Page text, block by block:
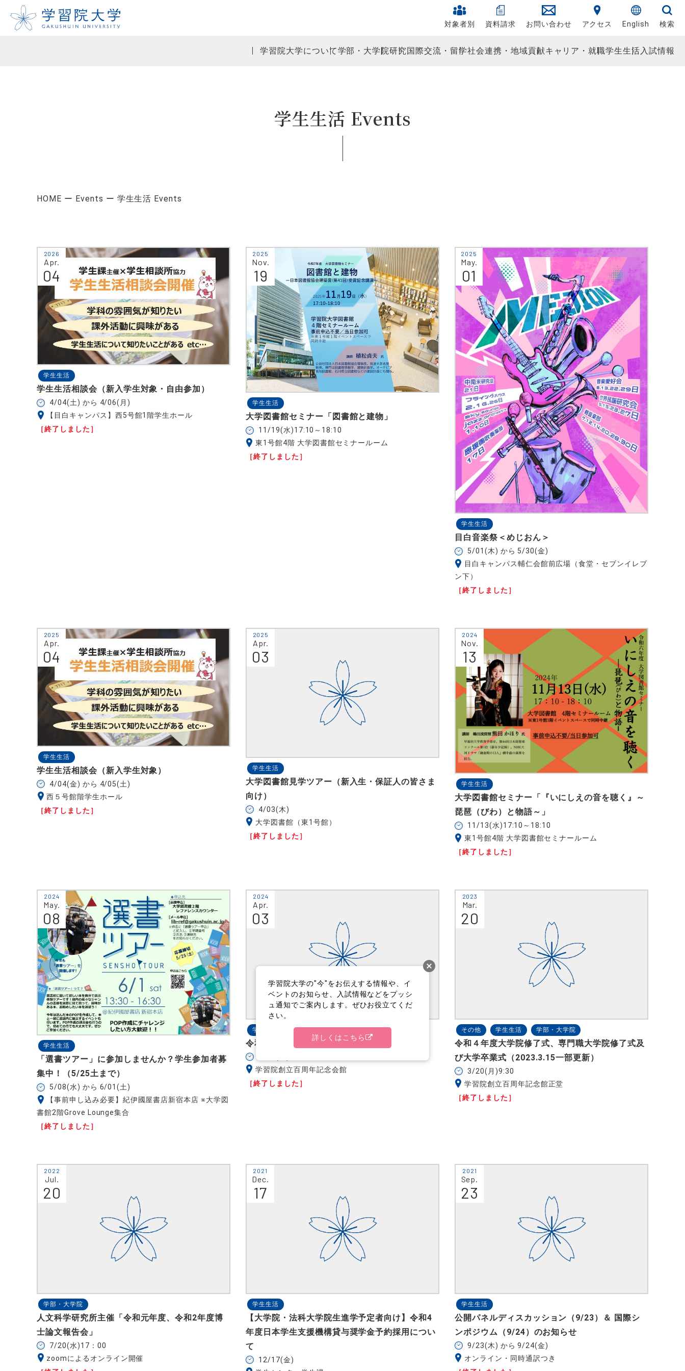
対象者別 資料請求 お問い合わせ アクセス English 検索
学習院大学について学部・大学院研究国際交流・留学社会連携・地域貢献キャリア・就職学生生活入試情報
学生生活 Events
HOME Events 学生生活 Events
2026
Apr.
04
学生生活
学生生活相談会（新入学生対象・自由参加）
4/04(土) から 4/06(月)
【目白キャンパス】西5号館1階学生ホール
［終了しました］
2025
Nov.
19
学生生活
大学図書館セミナー「図書館と建物」
11/19(水)17:10～18:10
東1号館4階 大学図書館セミナールーム
［終了しました］
2025
May.
01
学生生活
目白音楽祭＜めじおん＞
5/01(木) から 5/30(金)
目白キャンパス輔仁会館前広場（食堂・セブンイレブ
ン下）
［終了しました］
2025
Apr.
04
学生生活
学生生活相談会（新入学生対象）
4/04(金) から 4/05(土)
西５号館階学生ホール
［終了しました］
2025
Apr.
03
学生生活
大学図書館見学ツアー（新入生・保証人の皆さま
向け）
4/03(木)
大学図書館（東1号館）
［終了しました］
2024
Nov.
13
学生生活
大学図書館セミナー「『いにしえの音を聴く』～
琵琶（びわ）と物語～」
11/13(水)17:10～18:10
東1号館4階 大学図書館セミナールーム
［終了しました］
2024
May.
08
学生生活
「選書ツアー」に参加しませんか？学生参加者募
集中！（5/25土まで）
5/08(水) から 6/01(土)
【事前申し込み必要】紀伊國屋書店新宿本店 ※大学図
書館2階Grove Lounge集合
［終了しました］
2024
Apr.
03
学生生活 学部・大学院
令和６年度 入学式
4/03(水)
学習院創立百周年記念会館
［終了しました］
2023
Mar.
20
その他 学生生活 学部・大学院
令和４年度大学院修了式、専門職大学院修了式及
び大学卒業式（2023.3.15一部更新）
3/20(月)9:30
学習院創立百周年記念館正堂
［終了しました］
2022
Jul.
20
学部・大学院
人文科学研究所主催「令和元年度、令和2年度博
士論文報告会」
7/20(水)17：00
zoomによるオンライン開催
2021
Dec.
17
学生生活
【大学院・法科大学院生進学予定者向け】令和4
年度日本学生支援機構貸与奨学金予約採用につい
て
12/17(金)
2021
Sep.
23
学生生活
公開パネルディスカッション（9/23）＆ 国際シ
ンポジウム（9/24）のお知らせ
9/23(木) から 9/24(金)
オンライン・同時通訳つき
学習院大学の"今"をお伝えする情報や、イ
ベントのお知らせ、入試情報などをプッシ
ュ通知でご案内します。ぜひお役立てくだ
さい。
詳しくはこちら